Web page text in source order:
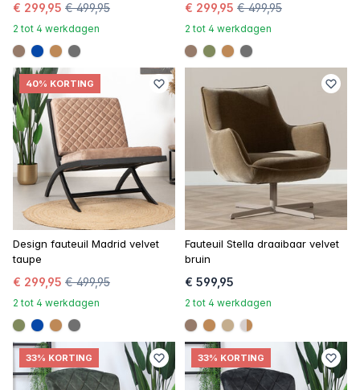
€ 299,95 € 499,95
2 tot 4 werkdagen
#967b6a
#0648a8
#be8957
#707070
€ 299,95 € 499,95
2 tot 4 werkdagen
#967b6a
#808a5d
#be8957
#707070
40% KORTING
Design fauteuil Madrid velvet
taupe
€ 299,95 € 499,95
2 tot 4 werkdagen
#808a5d
#0648a8
#be8957
#707070
Fauteuil Stella draaibaar velvet
bruin
€ 599,95
2 tot 4 werkdagen
#967b6a
#be8957
#c4ad8d
linear-gradient(to
33% KORTING 33% KORTING